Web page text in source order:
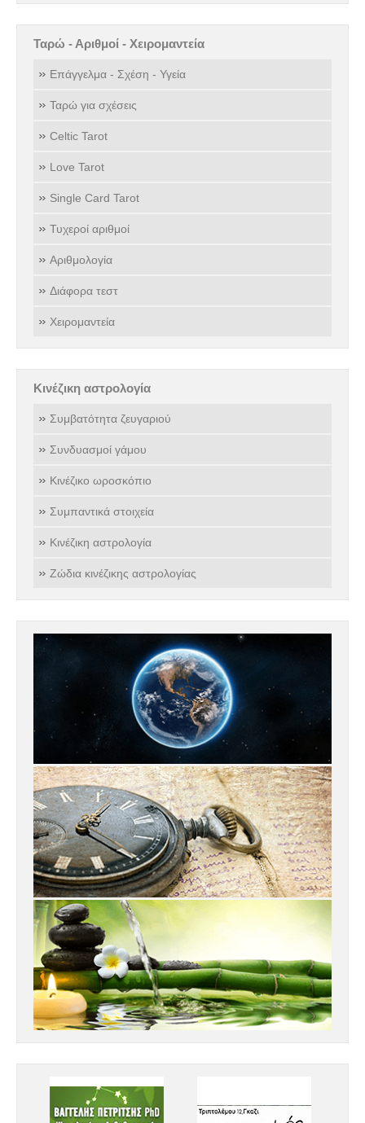
Ταρώ - Αριθμοί - Χειρομαντεία
Επάγγελμα - Σχέση - Υγεία
Ταρώ για σχέσεις
Celtic Tarot
Love Tarot
Single Card Tarot
Τυχεροί αριθμοί
Αριθμολογία
Διάφορα τεστ
Χειρομαντεία
Κινέζικη αστρολογία
Συμβατότητα ζευγαριού
Συνδυασμοί γάμου
Κινέζικο ωροσκόπιο
Συμπαντικά στοιχεία
Κινέζικη αστρολογία
Ζώδια κινέζικης αστρολογίας